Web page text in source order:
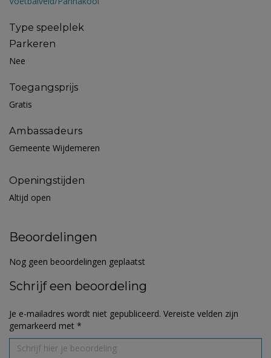
Type speelplek
Parkeren
Nee
Toegangsprijs
Gratis
Ambassadeurs
Gemeente Wijdemeren
Openingstijden
Altijd open
Beoordelingen
Nog geen beoordelingen geplaatst
Schrijf een beoordeling
Je e-mailadres wordt niet gepubliceerd. Vereiste velden zijn
gemarkeerd met *